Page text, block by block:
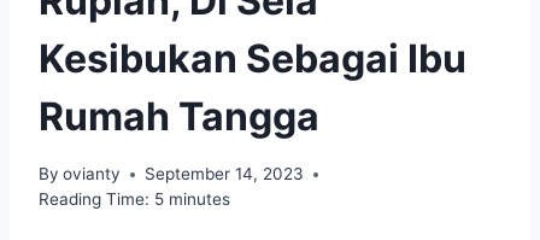
Kesibukan Sebagai Ibu
Rumah Tangga
By ovianty
September 14, 2023
Reading Time: 5 minutes